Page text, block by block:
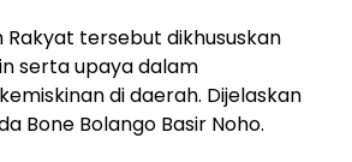
Rakyat tersebut dikhususkan
serta upaya dalam
di daerah. Dijelaskan
Bone Bolango Basir Noho.